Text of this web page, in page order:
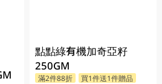
點點綠有機加奇亞籽
250GM
滿2件88折 買1件送1件贈品